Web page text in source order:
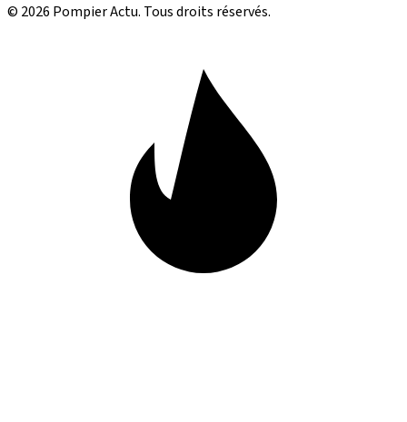
© 2026 Pompier Actu. Tous droits réservés.